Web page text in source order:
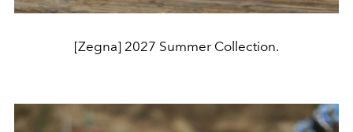
[Zegna] 2027 Summer Collection.